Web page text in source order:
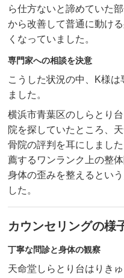
ら仕方ないと諦めていた
から改善して普通に動け
くなっていました。
専門家への相談を決意
こうした状況の中、K様
ました。
横浜市青葉区のしらとり
院を探していたところ、
骨院の評判を耳にしまし
薦するワンランク上の整
身体の歪みを整えるとい
した。
カウンセリングの様
丁寧な問診と身体の観察
天命堂しらとり台はりき